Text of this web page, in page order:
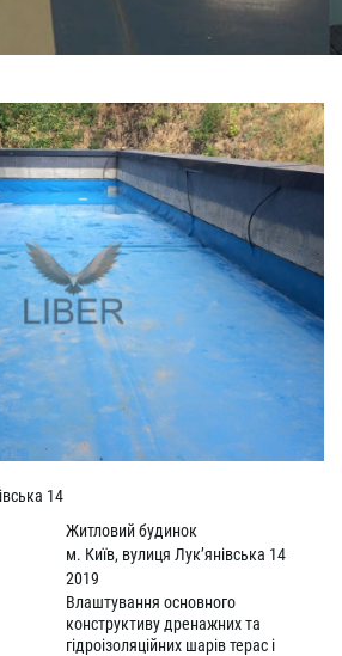
14
Житловий будинок
м. Київ, вулиця Лук’янівська 14
2019
Влаштування основного
конструктиву дренажних та
гідроізоляційних шарів терас і